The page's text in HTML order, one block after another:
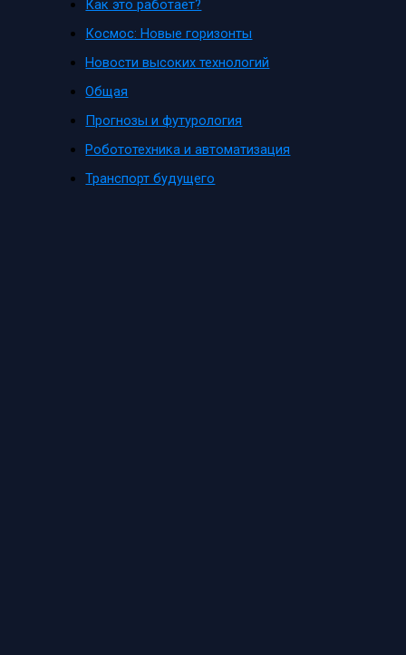
Как это работает?
Космос: Новые горизонты
Новости высоких технологий
Общая
Прогнозы и футурология
Робототехника и автоматизация
Транспорт будущего